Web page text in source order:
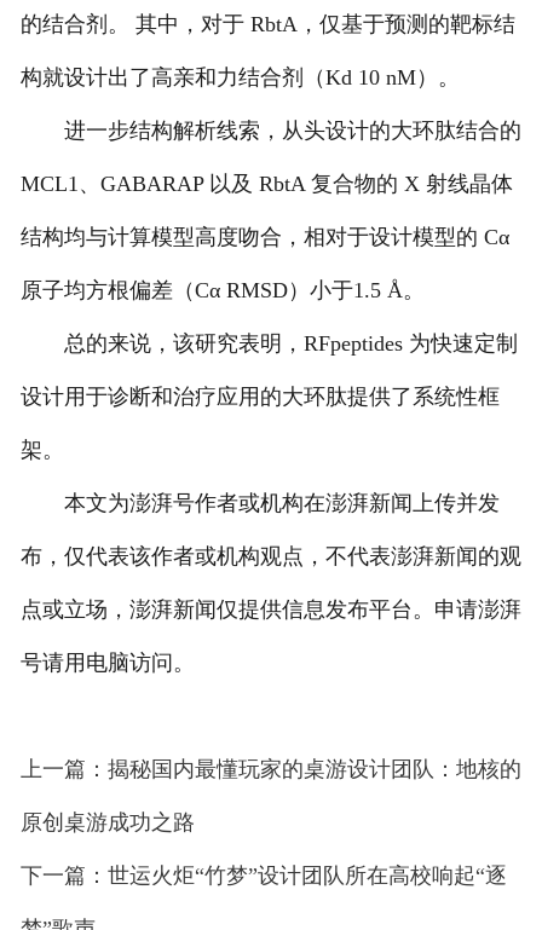
的结合剂。 其中，对于 RbtA，仅基于预测的靶标结
构就设计出了高亲和力结合剂（Kd 10 nM）。
进一步结构解析线索，从头设计的大环肽结合的
MCL1、GABARAP 以及 RbtA 复合物的 X 射线晶体
结构均与计算模型高度吻合，相对于设计模型的 Cα
原子均方根偏差（Cα RMSD）小于1.5 Å。
总的来说，该研究表明，RFpeptides 为快速定制
设计用于诊断和治疗应用的大环肽提供了系统性框
架。
本文为澎湃号作者或机构在澎湃新闻上传并发
布，仅代表该作者或机构观点，不代表澎湃新闻的观
点或立场，澎湃新闻仅提供信息发布平台。申请澎湃
号请用电脑访问。
上一篇：揭秘国内最懂玩家的桌游设计团队：地核的
原创桌游成功之路
下一篇：世运火炬“竹梦”设计团队所在高校响起“逐